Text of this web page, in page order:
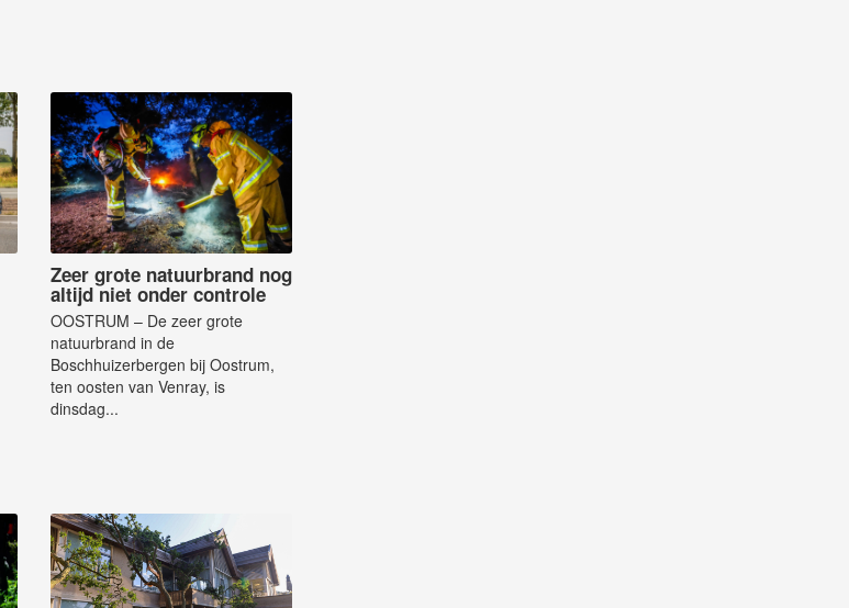
Zeer grote natuurbrand nog
altijd niet onder controle
OOSTRUM – De zeer grote
natuurbrand in de
Boschhuizerbergen bij Oostrum,
ten oosten van Venray, is
dinsdag...